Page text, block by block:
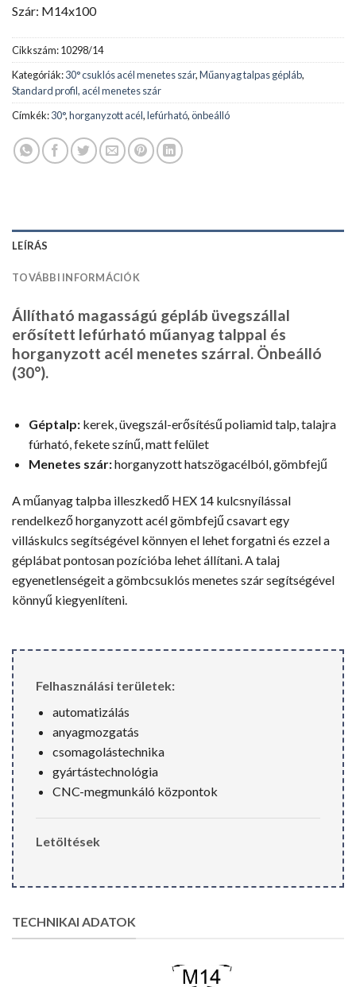
Szár: M14x100
Cikkszám:10298/14
Kategóriák:30° csuklós acél menetes szár,Műanyag talpas gépláb,
Standard profil, acél menetes szár
Címkék:30°,horganyzott acél,lefúrható,önbeálló
LEÍRÁS
TOVÁBBI INFORMÁCIÓK
Állítható magasságú gépláb üvegszállal
erősített lefúrható műanyag talppal és
horganyzott acél menetes szárral. Önbeálló
(30°).
Géptalp:kerek, üvegszál-erősítésű poliamid talp, talajra
fúrható, fekete színű, matt felület
Menetes szár:horganyzott hatszögacélból, gömbfejű
A műanyag talpba illeszkedő HEX 14 kulcsnyílással
rendelkező horganyzott acél gömbfejű csavart egy
villáskulcs segítségével könnyen el lehet forgatni és ezzel a
géplábat pontosan pozícióba lehet állítani. A talaj
egyenetlenségeit a gömbcsuklós menetes szár segítségével
könnyű kiegyenlíteni.
Felhasználási területek:
automatizálás
anyagmozgatás
csomagolástechnika
gyártástechnológia
CNC-megmunkáló központok
Letöltések
TECHNIKAI ADATOK